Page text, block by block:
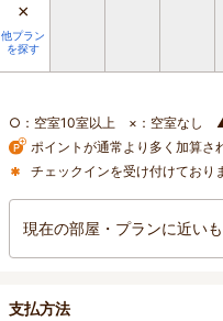
×
他プラン
を探す
○：空室10室以上 ×：空室なし
ポイントが通常より多く加算さ
チェックインを受け付けており
現在の部屋・プランに近い
支払方法